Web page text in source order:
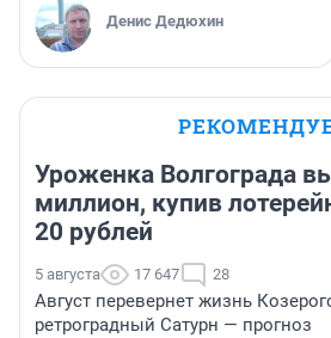
Денис Дедюхин
Уроженка Волгограда
миллион, купив
20 рублей
5 августа 17 647 28
Август перевернет жизнь
ретроградный Сатурн — прогноз